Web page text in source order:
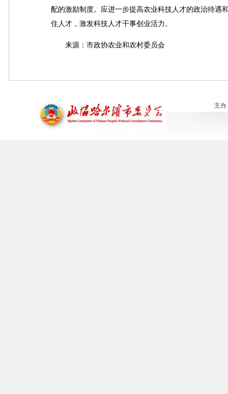
配的激励制度。应进一步提高农业科技人才的政治待遇
住人才，激发科技人才干事创业活力。
来源：市政协农业和农村委员会
主